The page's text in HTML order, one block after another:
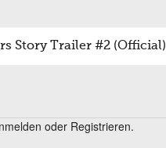
Story Trailer #2 (Official)
oder Registrieren.